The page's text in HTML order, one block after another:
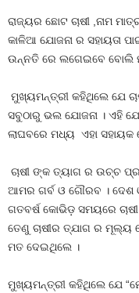
ରାଜ୍ୟର ଛୋଟ ଚାଷୀ ,ନାମ
କାଳିଆ ଯୋଜନା ର ସହାୟତା
ଉନ୍ନତି ରେ ଲଗେଇବେ ବୋଲି
ମୁଖ୍ୟମନ୍ତ୍ରୀ କହିଥିଲେ ଯେ
ସବୁଠାରୁ ଭଲ ଯୋଜନା । ଏହି
ଲାଘବରେ ମଧ୍ୟ ଏହା
ଚାଷୀ ଙ୍କ ତ୍ୟାଗ ର ଉଚ୍ଚ
ଆମର ଗର୍ବ ଓ ଗୌରବ । ଦେଶ ଓ
ଗତବର୍ଷ କୋଭିଡ଼ ସମୟରେ
ତେଣୁ ଚାଷୀର ତ୍ଯାଗ ର ମୂଲ୍ୟ
ମତ ଦେଇଥିଲେ ।
ମୁଖ୍ୟମନ୍ତ୍ରୀ କହିଥିଲେ ଯେ